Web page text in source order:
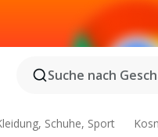
Suche nach
Schuhe, Sport